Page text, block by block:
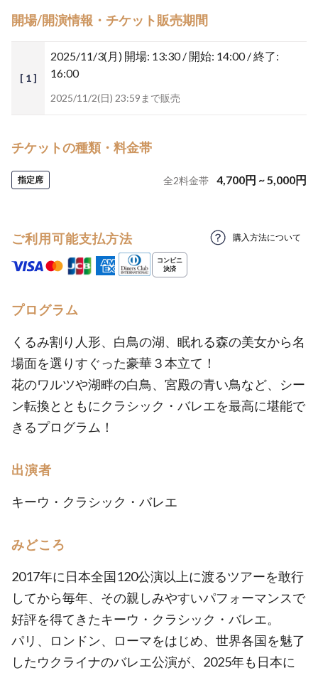
開場/開演情報・チケット販売期間
[ 1 ]
2025/11/3(月) 開場: 13:30 / 開始: 14:00 / 終了:
16:00
2025/11/2(日) 23:59まで販売
チケットの種類・料金帯
指定席 全2料金帯 4,700円 ~5,000円
ご利用可能支払方法 購入方法について
プログラム
くるみ割り人形、白鳥の湖、眠れる森の美女から名
場面を選りすぐった豪華３本立て！
花のワルツや湖畔の白鳥、宮殿の青い鳥など、シー
ン転換とともにクラシック・バレエを最高に堪能で
きるプログラム！
出演者
キーウ・クラシック・バレエ
みどころ
2017年に日本全国120公演以上に渡るツアーを敢行
してから毎年、その親しみやすいパフォーマンスで
好評を得てきたキーウ・クラシック・バレエ。
パリ、ロンドン、ローマをはじめ、世界各国を魅了
したウクライナのバレエ公演が、2025年も日本に